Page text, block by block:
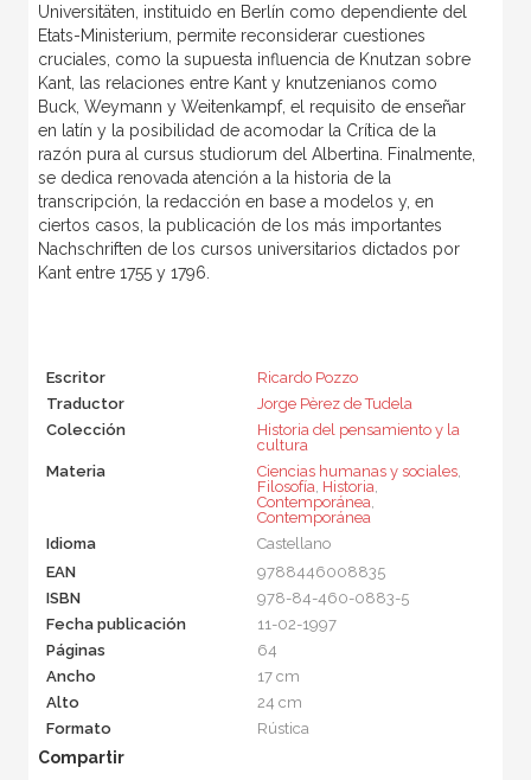
Universitäten, instituido en Berlín como dependiente del
Etats-Ministerium, permite reconsiderar cuestiones
cruciales, como la supuesta influencia de Knutzan sobre
Kant, las relaciones entre Kant y knutzenianos como
Buck, Weymann y Weitenkampf, el requisito de enseñar
en latín y la posibilidad de acomodar la Crítica de la
razón pura al cursus studiorum del Albertina. Finalmente,
se dedica renovada atención a la historia de la
transcripción, la redacción en base a modelos y, en
ciertos casos, la publicación de los más importantes
Nachschriften de los cursos universitarios dictados por
Kant entre 1755 y 1796.
Escritor
Ricardo Pozzo
Traductor
Jorge Pèrez de Tudela
Colección
Historia del pensamiento y la
cultura
Materia
Ciencias humanas y sociales,
Filosofía, Historia,
Contemporánea,
Contemporánea
Idioma
Castellano
EAN
9788446008835
ISBN
978-84-460-0883-5
Fecha publicación
11-02-1997
Páginas
64
Ancho
17 cm
Alto
24 cm
Formato
Rústica